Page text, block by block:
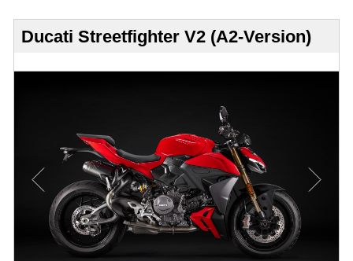
Impressum
Datenschutz
Über uns
Anfahrt & Routenplaner
Ducati Streetfighter V2 (A2-Version)